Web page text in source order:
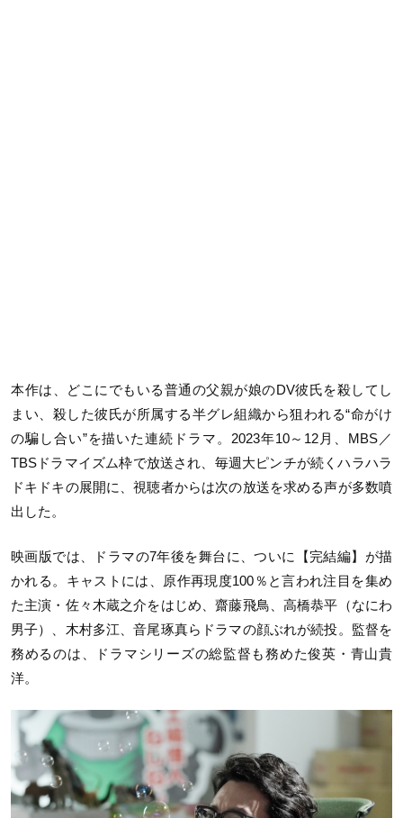
本作は、どこにでもいる普通の父親が娘のDV彼氏を殺してし
まい、殺した彼氏が所属する半グレ組織から狙われる“命がけ
の騙し合い”を描いた連続ドラマ。2023年10～12月、MBS／
TBSドラマイズム枠で放送され、毎週大ピンチが続くハラハラ
ドキドキの展開に、視聴者からは次の放送を求める声が多数噴
出した。
映画版では、ドラマの7年後を舞台に、ついに【完結編】が描
かれる。キャストには、原作再現度100％と言われ注目を集め
た主演・佐々木蔵之介をはじめ、齋藤飛鳥、高橋恭平（なにわ
男子）、木村多江、音尾琢真らドラマの顔ぶれが続投。監督を
務めるのは、ドラマシリーズの総監督も務めた俊英・青山貴
洋。